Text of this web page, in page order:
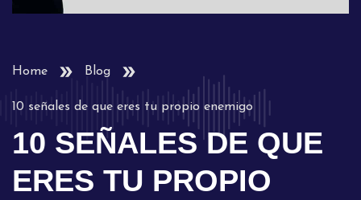
Home Blog
10 señales de que eres tu propio enemigo
10 SEÑALES DE QUE
ERES TU PROPIO